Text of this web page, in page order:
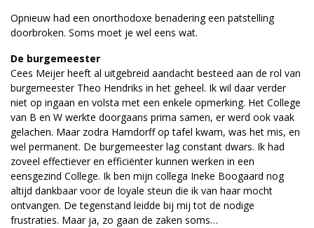
Opnieuw had een onorthodoxe benadering een patstelling
doorbroken. Soms moet je wel eens wat.
De burgemeester
Cees Meijer heeft al uitgebreid aandacht besteed aan de rol van
burgemeester Theo Hendriks in het geheel. Ik wil daar verder
niet op ingaan en volsta met een enkele opmerking. Het College
van B en W werkte doorgaans prima samen, er werd ook vaak
gelachen. Maar zodra Hamdorff op tafel kwam, was het mis, en
wel permanent. De burgemeester lag constant dwars. Ik had
zoveel effectiever en efficiënter kunnen werken in een
eensgezind College. Ik ben mijn collega Ineke Boogaard nog
altijd dankbaar voor de loyale steun die ik van haar mocht
ontvangen. De tegenstand leidde bij mij tot de nodige
frustraties. Maar ja, zo gaan de zaken soms…